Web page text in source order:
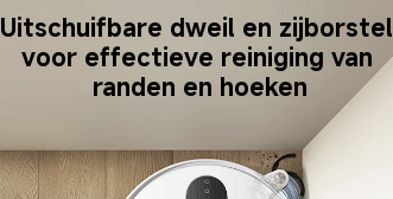
Uitschuifbare dweil en zijborstel
voor effectieve reiniging van
randen en hoeken